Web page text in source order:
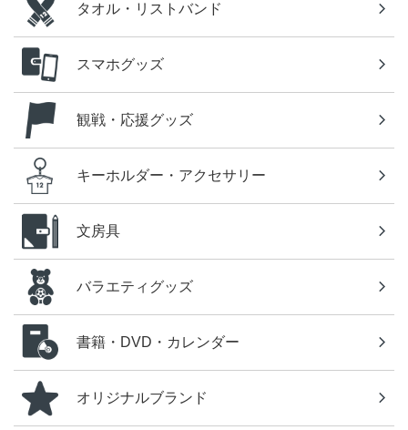
タオル・リストバンド
スマホグッズ
観戦・応援グッズ
キーホルダー・アクセサリー
文房具
バラエティグッズ
書籍・DVD・カレンダー
オリジナルブランド